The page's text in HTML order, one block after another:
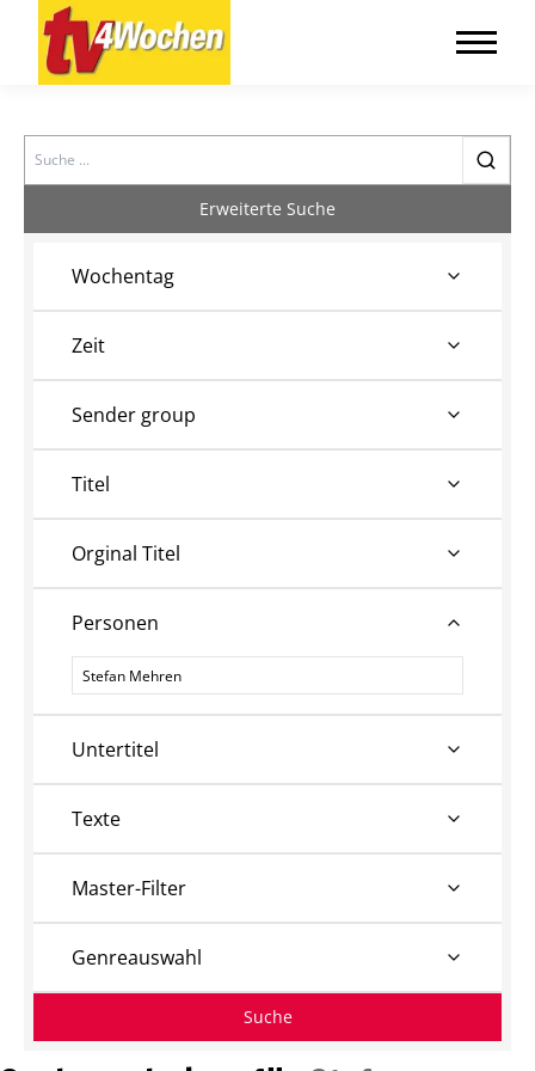
Search
Erweiterte Suche
Wochentag
Zeit
Sender group
Titel
Orginal Titel
Personen
Personen
Untertitel
Texte
Master-Filter
Genreauswahl
Suche